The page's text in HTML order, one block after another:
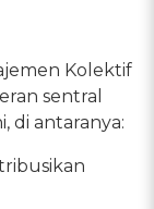
Kolektif
sentral
di antaranya: